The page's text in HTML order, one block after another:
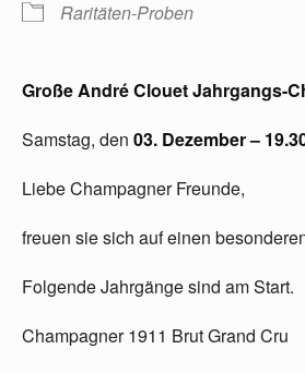
Raritäten-Proben
Große André Clouet Jahrgangs-
Samstag, den 03. Dezember –
Liebe Champagner Freunde,
freuen sie sich auf einen
Folgende Jahrgänge sind am Start.
Champagner 1911 Brut Grand Cru